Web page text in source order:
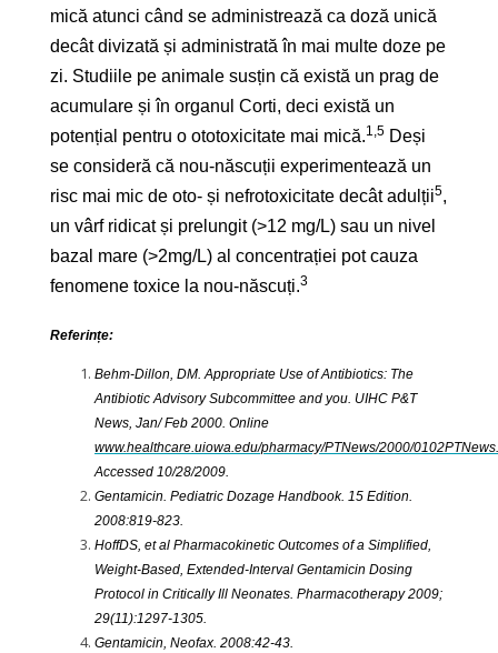
mică atunci când se administrează ca doză unică
decât divizată și administrată în mai multe doze pe
zi. Studiile pe animale susțin că există un prag de
acumulare și în organul Corti, deci există un
potențial pentru o ototoxicitate mai mică.1,5 Deși
se consideră că nou-născuții experimentează un
risc mai mic de oto- și nefrotoxicitate decât adulții5,
un vârf ridicat și prelungit (>12 mg/L) sau un nivel
bazal mare (>2mg/L) al concentrației pot cauza
fenomene toxice la nou-născuți.3
Referințe:
Behm-Dillon, DM. Appropriate Use of Antibiotics: The
Antibiotic Advisory Subcommittee and you. UIHC P&T
News, Jan/ Feb 2000. Online
www.healthcare.uiowa.edu/pharmacy/PTNews/2000/
Accessed 10/28/2009.
Gentamicin. Pediatric Dozage Handbook. 15 Edition.
2008:819-823.
HoffDS, et al Pharmacokinetic Outcomes of a Simplified,
Weight-Based, Extended-Interval Gentamicin Dosing
Protocol in Critically Ill Neonates. Pharmacotherapy 2009;
29(11):1297-1305.
Gentamicin, Neofax. 2008:42-43.